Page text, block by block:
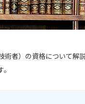
術者）の資格について